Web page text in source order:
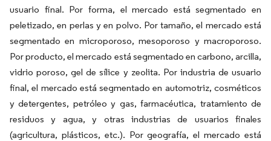
usuario final. Por forma, el mercado está segmentado en
peletizado, en perlas y en polvo. Por tamaño, el mercado está
segmentado en microporoso, mesoporoso y macroporoso.
Por producto, el mercado está segmentado en carbono, arcilla,
vidrio poroso, gel de sílice y zeolita. Por industria de usuario
final, el mercado está segmentado en automotriz, cosméticos
y detergentes, petróleo y gas, farmacéutica, tratamiento de
residuos y agua, y otras industrias de usuarios finales
(agricultura, plásticos, etc.). Por geografía, el mercado está